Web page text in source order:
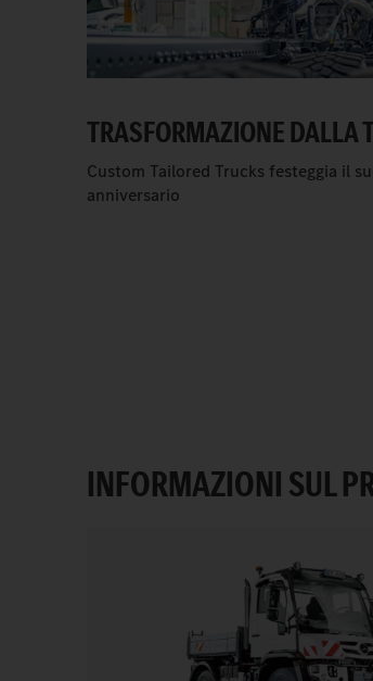
TRASFORMAZIONE DALLA
Custom Tailored Trucks festeggia il
anniversario
INFORMAZIONI SUL